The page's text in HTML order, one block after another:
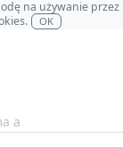
na używanie
OK
a